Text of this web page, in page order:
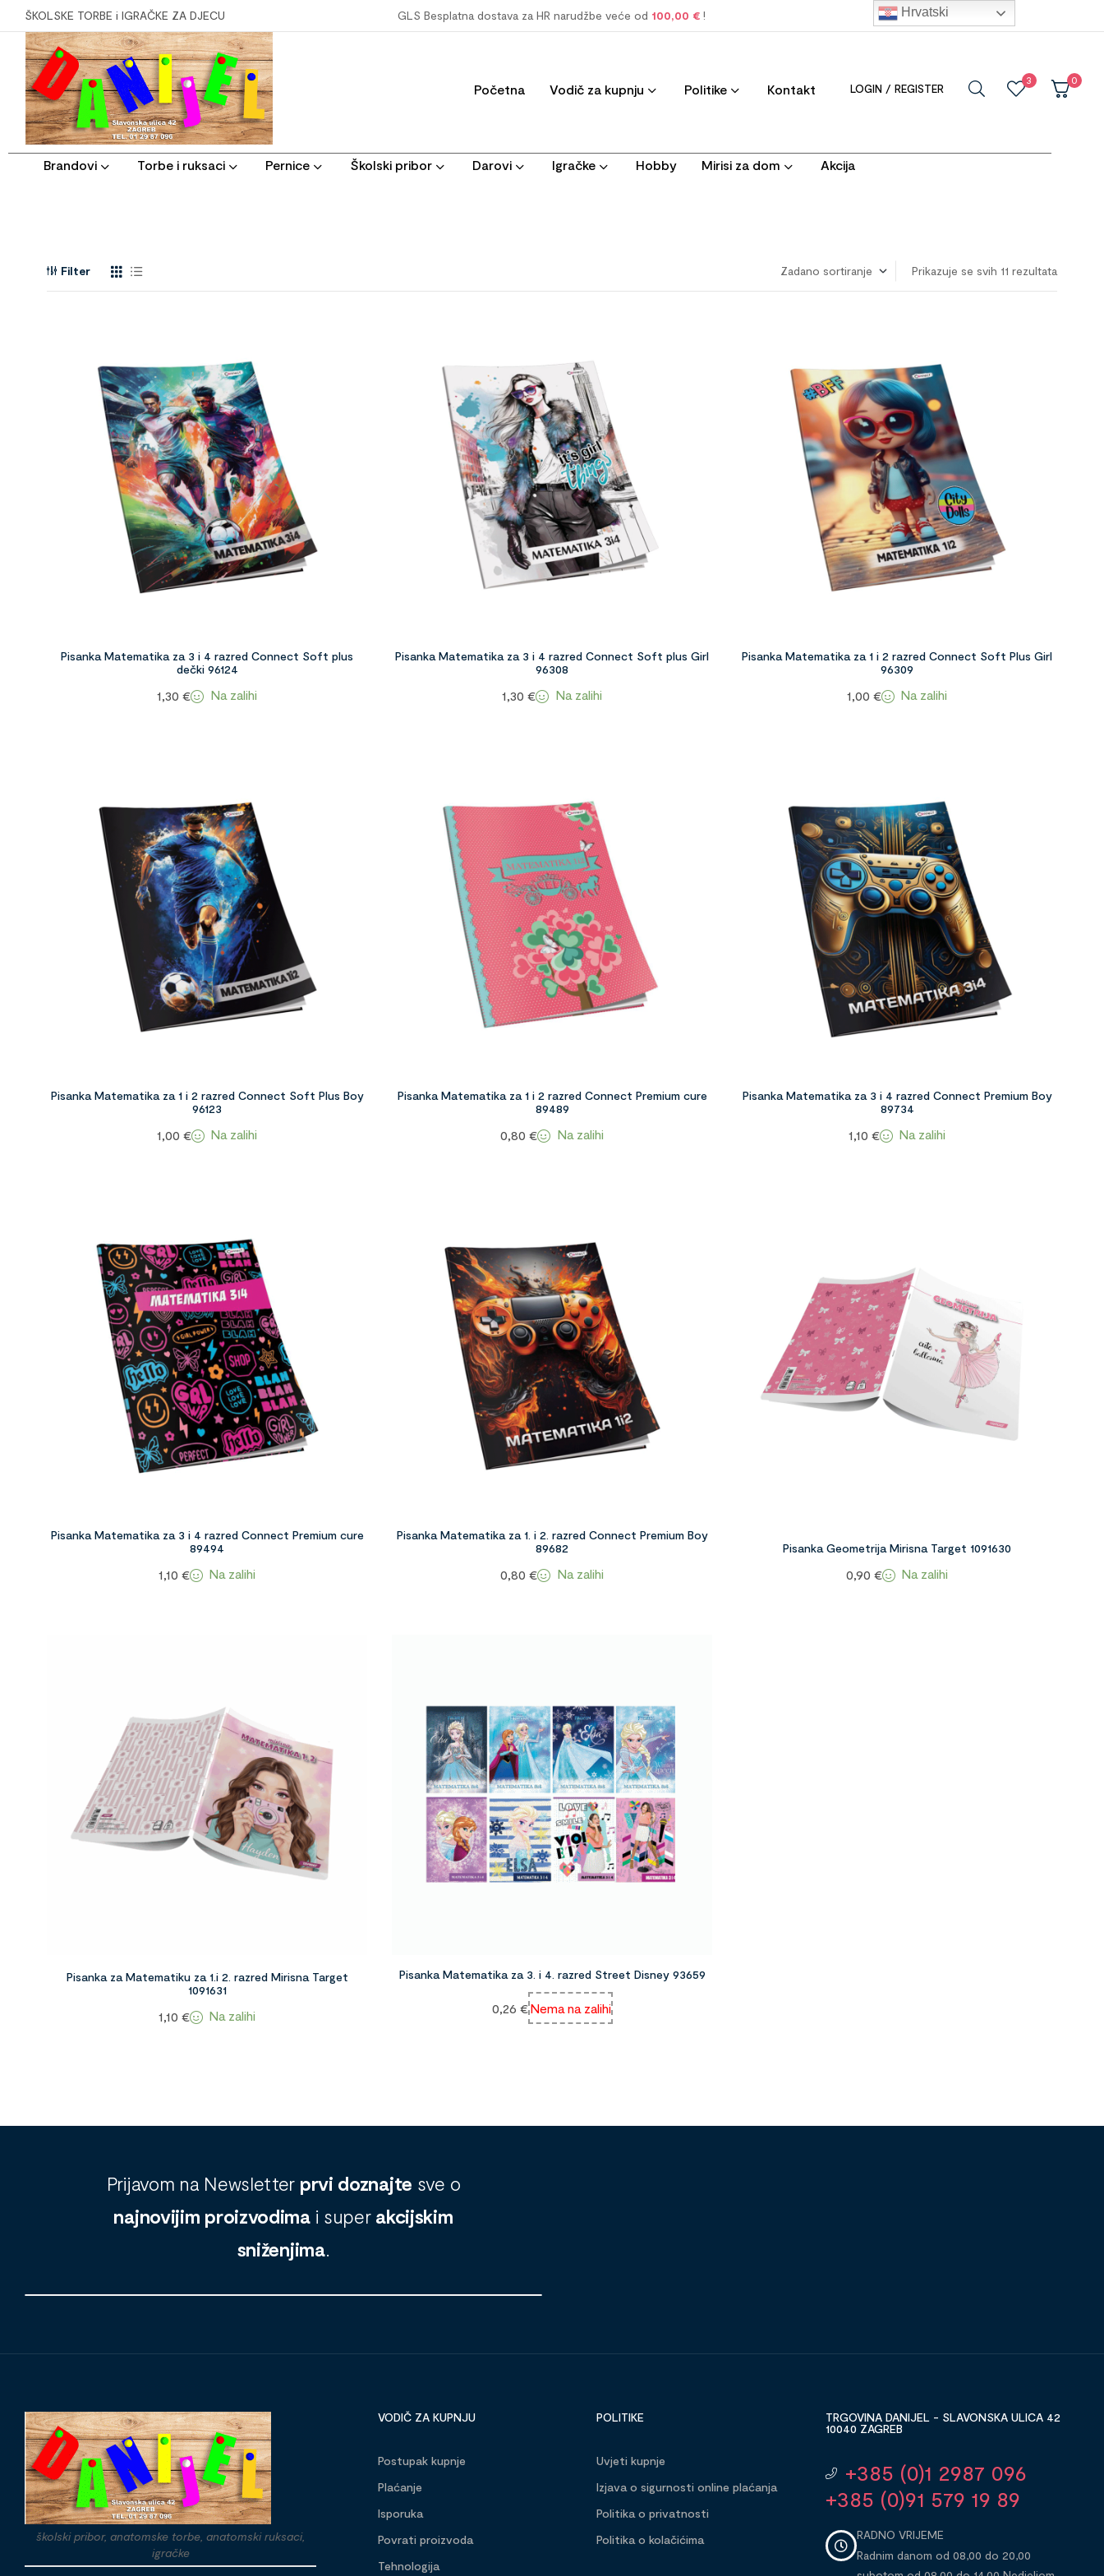
ŠKOLSKE TORBE i IGRAČKE ZA DJECU GLS Besplatna dostava za HR narudžbe veće od 100,00 € !
Početna Vodič za kupnju Politike Kontakt LOGIN / REGISTER
3 0
Brandovi Torbe i ruksaci Pernice Školski pribor Darovi Igračke Hobby Mirisi za dom Akcija
Filter Prikazuje se svih 11 rezultata
Pisanka Matematika za 3 i 4 razred Connect Soft plus
dečki 96124
1,30€ Na zalihi
Pisanka Matematika za 3 i 4 razred Connect Soft plus Girl
96308
1,30€ Na zalihi
Pisanka Matematika za 1 i 2 razred Connect Soft Plus Girl
96309
1,00 € Na zalihi
Pisanka Matematika za 1 i 2 razred Connect Soft Plus Boy
96123
1,00 € Na zalihi
Pisanka Matematika za 1 i 2 razred Connect Premium cure
89489
0,80€ Na zalihi
Pisanka Matematika za 3 i 4 razred Connect Premium Boy
89734
1,10 € Na zalihi
Pisanka Matematika za 3 i 4 razred Connect Premium cure
89494
1,10 € Na zalihi
Pisanka Matematika za 1. i 2. razred Connect Premium Boy
89682
0,80€ Na zalihi
Pisanka Geometrija Mirisna Target 1091630
0,90 € Na zalihi
Pisanka za Matematiku za 1.i 2. razred Mirisna Target
1091631
1,10 € Na zalihi
Pisanka Matematika za 3. i 4. razred Street Disney 93659
0,26 €Nema na zalihi
Prijavom na Newsletter prvi doznajte sve o
najnovijim proizvodimai super akcijskim
sniženjima.
školski pribor, anatomske torbe, anatomski ruksaci,
igračke
VODIČ ZA KUPNJU
Postupak kupnje
Plaćanje
Isporuka
Povrati proizvoda
Tehnologija
POLITIKE
Uvjeti kupnje
Izjava o sigurnosti online plaćanja
Politika o privatnosti
Politika o kolačićima
TRGOVINA DANIJEL - SLAVONSKA ULICA 42
10040 ZAGREB
+385 (0)1 2987 096
+385 (0)91 579 19 89
RADNO VRIJEME
Radnim danom od 08,00 do 20,00
Hrvatski